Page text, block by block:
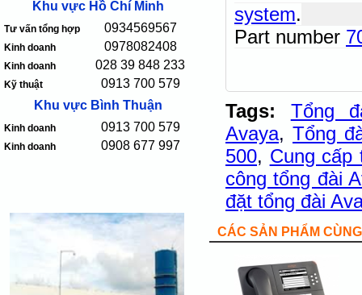
Khu vực Hồ Chí Minh
Tư vấn tổng hợp 0934569567
Kinh doanh 0978082408
Kinh doanh 028 39 848 233
Kỹ thuật
0913 700 579
Khu vực Bình Thuận
Kinh doanh 0913 700 579
Kinh doanh 0908 677 997
system.
Part number
Tags:
Tổng
Avaya, Tổng
500, Cung cấp
công tổng đài
đặt tổng đài
CÁC SẢN PHẨM